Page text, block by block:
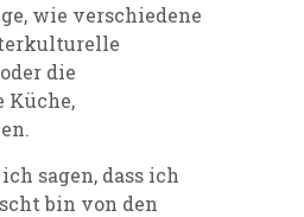
wie verschiedene
die
Küche,
sagen, dass ich
bin von den